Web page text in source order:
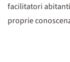
facilitatori
proprie